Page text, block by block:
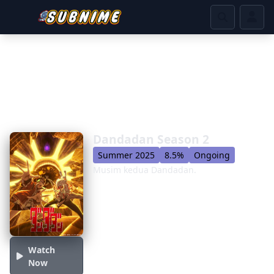
Watch
Now
Dandadan Season 2
Summer 2025 8.5%
Ongoing
Musim kedua Dandadan.